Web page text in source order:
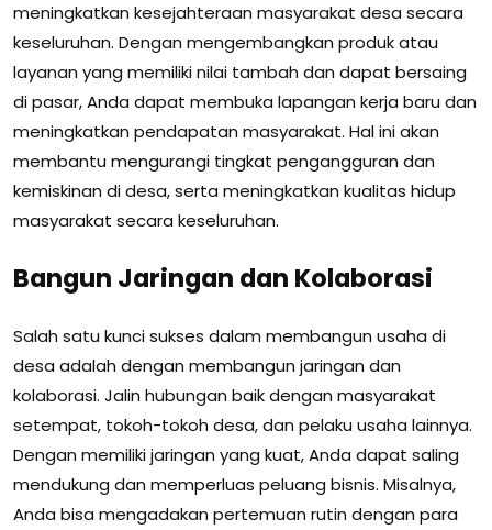
meningkatkan kesejahteraan masyarakat desa secara
keseluruhan. Dengan mengembangkan produk atau
layanan yang memiliki nilai tambah dan dapat bersaing
di pasar, Anda dapat membuka lapangan kerja baru dan
meningkatkan pendapatan masyarakat. Hal ini akan
membantu mengurangi tingkat pengangguran dan
kemiskinan di desa, serta meningkatkan kualitas hidup
masyarakat secara keseluruhan.
Bangun Jaringan dan Kolaborasi
Salah satu kunci sukses dalam membangun usaha di
desa adalah dengan membangun jaringan dan
kolaborasi. Jalin hubungan baik dengan masyarakat
setempat, tokoh-tokoh desa, dan pelaku usaha lainnya.
Dengan memiliki jaringan yang kuat, Anda dapat saling
mendukung dan memperluas peluang bisnis. Misalnya,
Anda bisa mengadakan pertemuan rutin dengan para